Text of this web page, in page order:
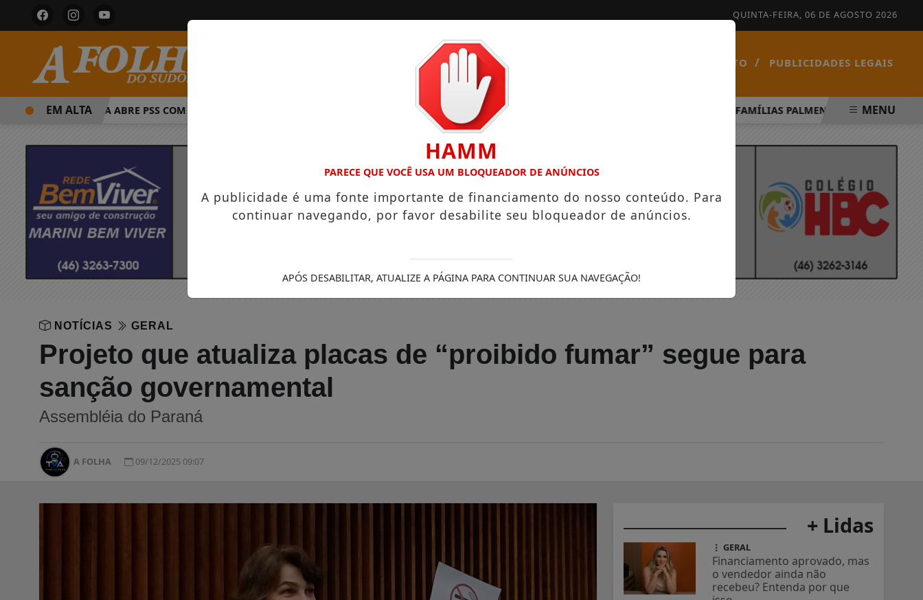
QUINTA-FEIRA, 06 DE AGOSTO 2026
INÍCIO CONTATO / PUBLICIDADES LEGAIS
PREFEITURA ABRE PSS COM VAGAS EM SEIS FUNÇÕES E SALÁRIOS QUE CHEGAM A R$ 3,8 MIL FAMÍLIAS PALMENSES FORAM
EM ALTA MENU
NOTÍCIAS GERAL
Projeto que atualiza placas de “proibido fumar” segue para
sanção governamental
Assembléia do Paraná
A FOLHA 09/12/2025 09:07
+ Lidas
GERAL
Financiamento aprovado, mas
o vendedor ainda não
recebeu? Entenda por que
HAMM
PARECE QUE VOCÊ USA UM BLOQUEADOR DE ANÚNCIOS
A publicidade é uma fonte importante de financiamento do nosso conteúdo. Para
continuar navegando, por favor desabilite seu bloqueador de anúncios.
APÓS DESABILITAR, ATUALIZE A PÁGINA PARA CONTINUAR SUA NAVEGAÇÃO!